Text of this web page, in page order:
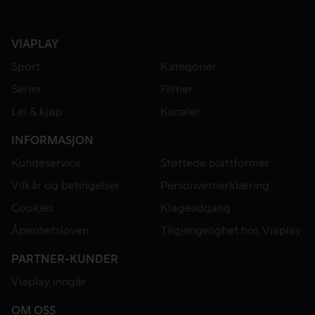
VIAPLAY
Sport
Kategorier
Serier
Filmer
Lei & kjøp
Kanaler
INFORMASJON
Kundeservice
Støttede plattformer
Vilkår og betingelser
Personvernerklæring
Cookies
Klageadgang
Åpenhetsloven
Tilgjengelighet hos Viaplay
PARTNER-KUNDER
Viaplay inngår
OM OSS